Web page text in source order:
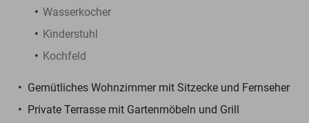
Wasserkocher
Kinderstuhl
Kochfeld
Gemütliches Wohnzimmer mit Sitzecke und Fernseher
Private Terrasse mit Gartenmöbeln und Grill